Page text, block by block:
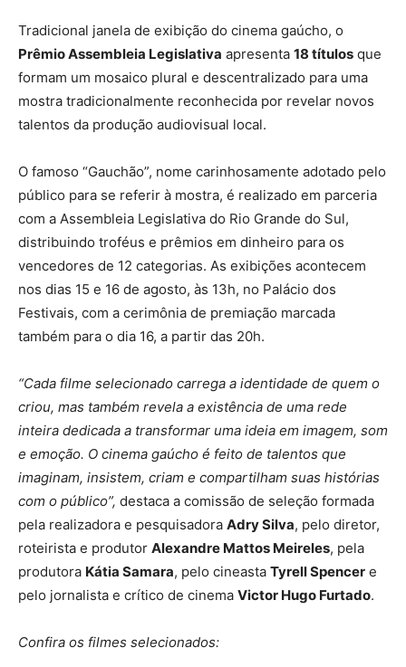
Tradicional janela de exibição do cinema gaúcho, o
Prêmio Assembleia Legislativa apresenta 18 títulos que
formam um mosaico plural e descentralizado para uma
mostra tradicionalmente reconhecida por revelar novos
talentos da produção audiovisual local.
O famoso “Gauchão”, nome carinhosamente adotado pelo
público para se referir à mostra, é realizado em parceria
com a Assembleia Legislativa do Rio Grande do Sul,
distribuindo troféus e prêmios em dinheiro para os
vencedores de 12 categorias. As exibições acontecem
nos dias 15 e 16 de agosto, às 13h, no Palácio dos
Festivais, com a cerimônia de premiação marcada
também para o dia 16, a partir das 20h.
“Cada filme selecionado carrega a identidade de quem o
criou, mas também revela a existência de uma rede
inteira dedicada a transformar uma ideia em imagem, som
e emoção. O cinema gaúcho é feito de talentos que
imaginam, insistem, criam e compartilham suas histórias
com o público”, destaca a comissão de seleção formada
pela realizadora e pesquisadora Adry Silva, pelo diretor,
roteirista e produtor Alexandre Mattos Meireles, pela
produtora Kátia Samara, pelo cineasta Tyrell Spencer e
pelo jornalista e crítico de cinema Victor Hugo Furtado.
Confira os filmes selecionados: